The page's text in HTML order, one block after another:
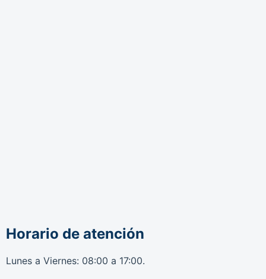
Horario de atención
Lunes a Viernes: 08:00 a 17:00.